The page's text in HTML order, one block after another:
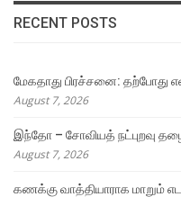
RECENT POSTS
மேகதாது பிரச்சனை:
August 7, 2026
இந்தோ – சோவியத் நட்புறவு
August 7, 2026
கணக்கு வாத்தியாராக மாறும்